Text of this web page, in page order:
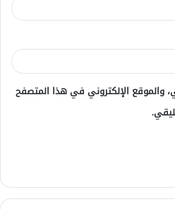
والموقع الإلكتروني في هذا المتصفح